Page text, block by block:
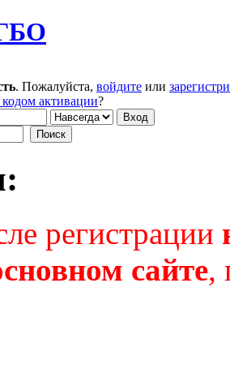
. Пожалуйста, войдите или
активации?
регистрации
сайте,